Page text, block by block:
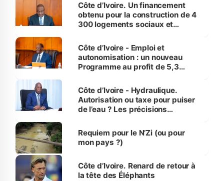
Côte d’Ivoire. Un financement
obtenu pour la construction de 4
300 logements sociaux et
et Yamoussoukro
Côte d’Ivoire - Emploi et
autonomisation : un nouveau
Programme au profit de 5,3
Côte d’Ivoire - Hydraulique.
Autorisation ou taxe pour puiser
de l’eau ? Les précisions
Requiem pour le N’Zi (ou pour
mon pays ?)
Côte d’Ivoire. Renard de retour à
la tête des Éléphants